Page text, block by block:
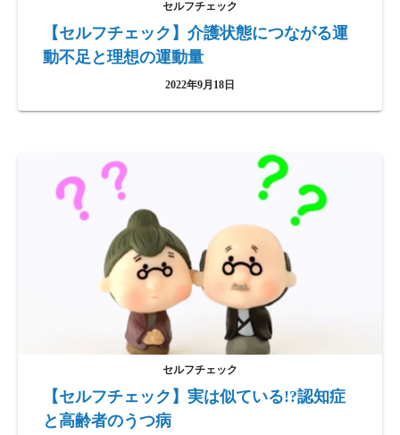
セルフチェック
【セルフチェック】介護状態につながる運
動不足と理想の運動量
2022年9月18日
セルフチェック
【セルフチェック】実は似ている!?認知症
と高齢者のうつ病